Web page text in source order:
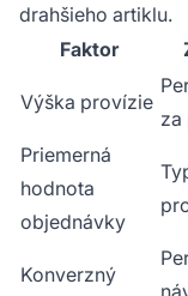
drahšieho artiklu.
Faktor
Výška provízie
za
Priemerná
hodnota
objednávky
Konverzný